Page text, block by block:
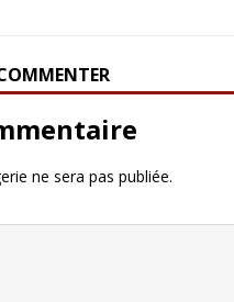
ne sera pas publiée.